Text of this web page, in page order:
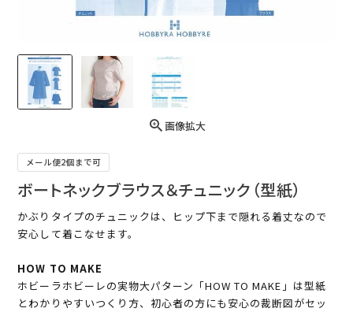
画像拡大
メール便2個まで可
ボートネックブラウス＆チュニック（型紙）
かぶりタイプのチュニックは、ヒップ下まで隠れる着丈なので
安心して着こなせます。
HOW TO MAKE
ホビーラホビーレの実物大パターン「HOW TO MAKE」は型紙
とわかりやすいつくり方、初心者の方にも安心の裁断図がセッ